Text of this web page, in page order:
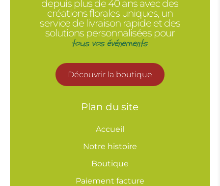
depuis plus de 40 ans avec des
créations florales uniques, un
service de livraison rapide et des
solutions personnalisées pour
tous vos événements.
Découvrir la boutique
Plan du site
Accueil
Notre histoire
Boutique
Paiement facture